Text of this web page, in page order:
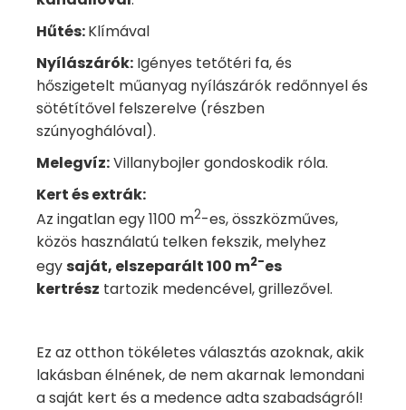
Hűtés:Klímával
Nyílászárók: Igényes tetőtéri fa, és
hőszigetelt műanyag nyílászárók redőnnyel és
sötétítővel felszerelve (részben
szúnyoghálóval).
Melegvíz:Villanybojler gondoskodik róla.
Kert és extrák:
Az ingatlan egy 1100 m2-es, összközműves,
közös használatú telken fekszik, melyhez
egy saját, elszeparált 100 m2-es
kertrész tartozik medencével, grillezővel.
Ez az otthon tökéletes választás azoknak, akik
lakásban élnének, de nem akarnak lemondani
a saját kert és a medence adta szabadságról!